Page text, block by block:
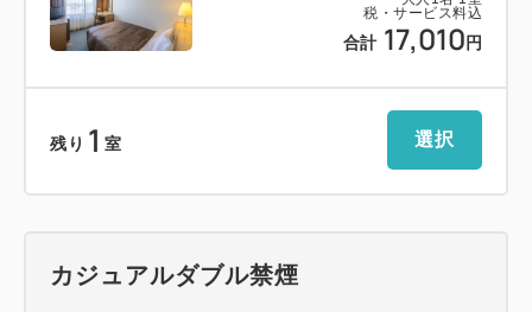
・寝具を利用されるお子様は大人と同料金となりま
す。
ご希望の方はフロントにて、お申し付けください。
※詳細は「宿ログ」「よくある質問」「宿からのお知
税・サービス料込
合計 17,010 円
残り 1 室 選択
カジュアルダブル禁煙